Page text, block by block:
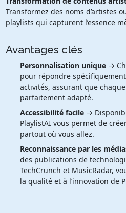
Transformez des noms d’artistes
playlists qui capturent l’essence
Avantages clés
Personnalisation unique→
pour répondre
activités, assurant que
parfaitement adapté.
Accessibilité facile→
PlaylistAI vous permet de
partout où vous allez.
Reconnaissance par les
des publications de
TechCrunch et MusicRadar,
la qualité et à l’innovation de